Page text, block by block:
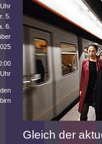
5.
6.
Uhr
Gleich der